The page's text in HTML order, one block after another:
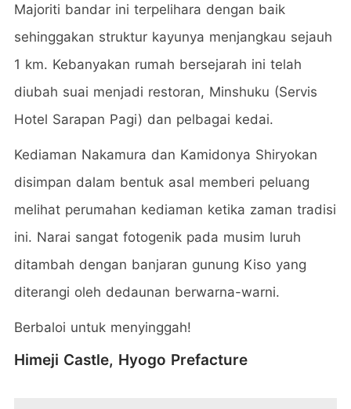
Majoriti bandar ini terpelihara dengan baik
sehinggakan struktur kayunya menjangkau sejauh
1 km. Kebanyakan rumah bersejarah ini telah
diubah suai menjadi restoran, Minshuku (Servis
Hotel Sarapan Pagi) dan pelbagai kedai.
Kediaman Nakamura dan Kamidonya Shiryokan
disimpan dalam bentuk asal memberi peluang
melihat perumahan kediaman ketika zaman tradisi
ini. Narai sangat fotogenik pada musim luruh
ditambah dengan banjaran gunung Kiso yang
diterangi oleh dedaunan berwarna-warni.
Berbaloi untuk menyinggah!
Himeji Castle, Hyogo Prefacture